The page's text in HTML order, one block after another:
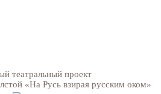
театральный проект
«На Русь взирая русским оком»